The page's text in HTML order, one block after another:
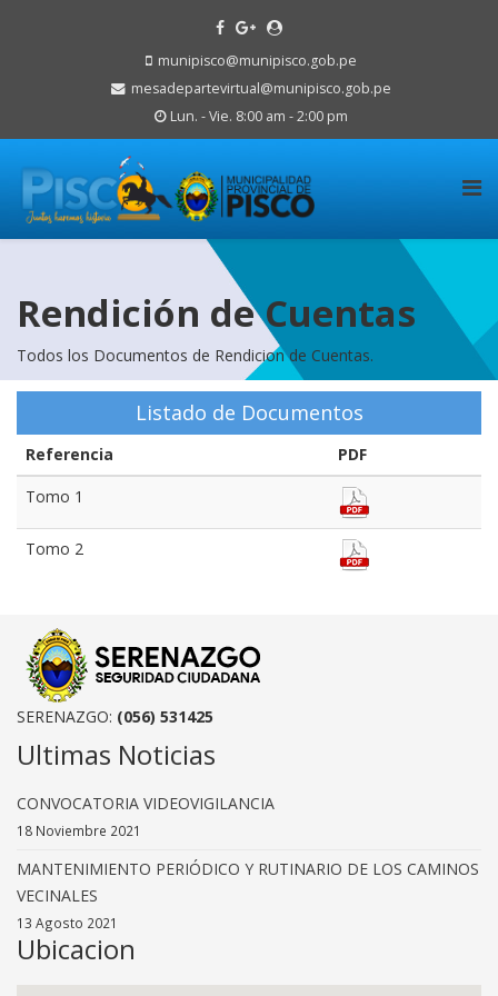
munipisco@munipisco.gob.pe
mesadepartevirtual@munipisco.gob.pe
Lun. - Vie. 8:00 am - 2:00 pm
Rendición de Cuentas
Todos los Documentos de Rendicion de Cuentas.
Listado de Documentos
Referencia
PDF
Tomo 1
Tomo 2
SERENAZGO: (056) 531425
Ultimas Noticias
CONVOCATORIA VIDEOVIGILANCIA
18 Noviembre 2021
MANTENIMIENTO PERIÓDICO Y RUTINARIO DE LOS CAMINOS
VECINALES
13 Agosto 2021
Ubicacion